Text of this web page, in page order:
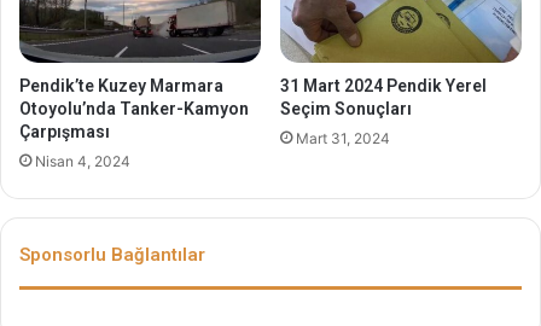
Pendik’te Kuzey Marmara
Otoyolu’nda Tanker-Kamyon
Çarpışması
Nisan 4, 2024
31 Mart 2024 Pendik Yerel
Seçim Sonuçları
Mart 31, 2024
Sponsorlu Bağlantılar